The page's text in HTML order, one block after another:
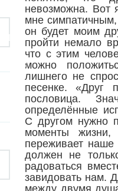
невозможна. Вот
мне
он будет моим
пройти немало
что с этим
можно
лишнего не
песенке. «Друг
пословица.
определённые
С другом нужно
моменты
переживает
должен не
радоваться
завидовать нам.
между двумя